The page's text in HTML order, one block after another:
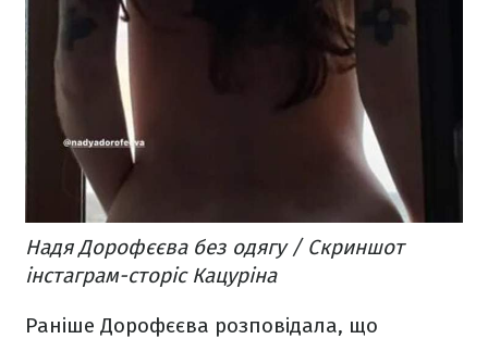
Надя Дорофєєва без одягу / Скриншот
інстаграм-сторіс Кацуріна
Раніше Дорофєєва розповідала, що